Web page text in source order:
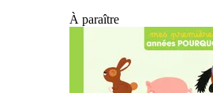
À paraître